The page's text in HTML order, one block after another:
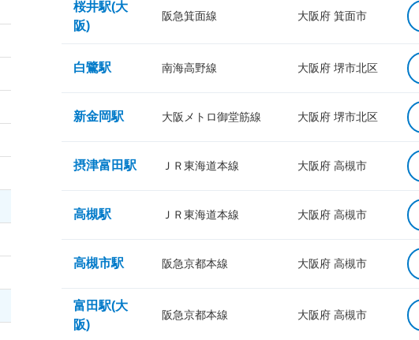
桜井駅(大
阪)
阪急箕面線 大阪府 箕面市
白鷺駅 南海高野線 大阪府 堺市北区
新金岡駅 大阪メトロ御堂筋線 大阪府 堺市北区
摂津富田駅 ＪＲ東海道本線 大阪府 高槻市
高槻駅 ＪＲ東海道本線 大阪府 高槻市
高槻市駅 阪急京都本線 大阪府 高槻市
富田駅(大
阪)
阪急京都本線 大阪府 高槻市